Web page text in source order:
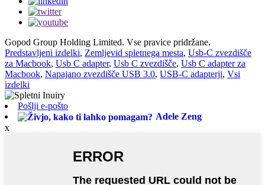
Gopod Group Holding Limited. Vse pravice pridržane.
Predstavljeni izdelki, Zemljevid spletnega mesta, Usb-C zvezdišče
za Macbook, Usb C adapter, Usb C zvezdišče, Usb C adapter za
Macbook, Napajano zvezdišče USB 3.0, USB-C adapterji, Vsi
izdelki
Pošlji e-pošto
Adele Zeng
x